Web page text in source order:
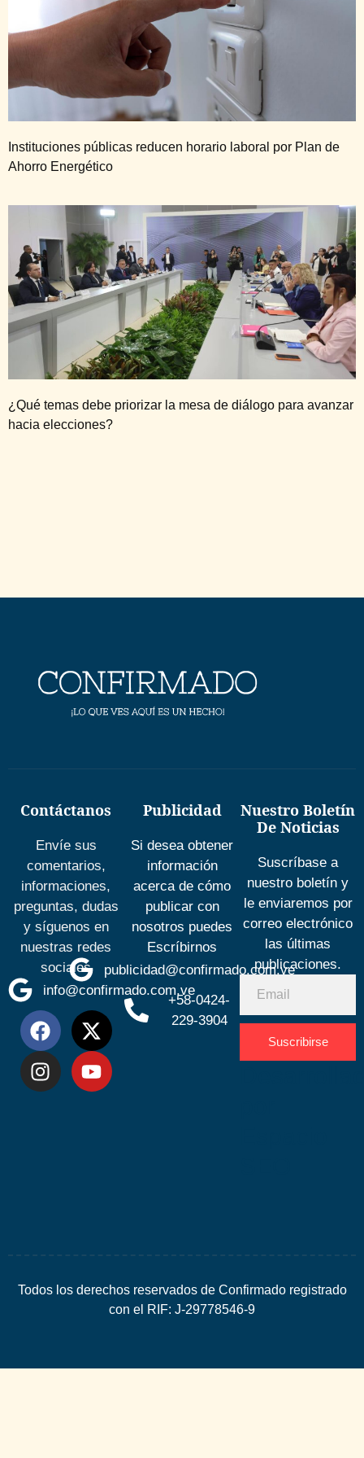
Instituciones públicas reducen horario laboral por Plan de
Ahorro Energético
¿Qué temas debe priorizar la mesa de diálogo para avanzar
hacia elecciones?
Contáctanos
Envíe sus
comentarios,
informaciones,
preguntas, dudas
y síguenos en
nuestras redes
sociales
info@confirmado.com.ve
Publicidad
Si desea obtener
información
acerca de cómo
publicar con
nosotros puedes
Escríbirnos
publicidad@confirmado.com.ve
+58-0424-
229-3904
Nuestro Boletín
De Noticias
Suscríbase a
nuestro boletín y
le enviaremos por
correo electrónico
las últimas
publicaciones.
Suscribirse
Todos los derechos reservados de Confirmado registrado
con el RIF: J-29778546-9